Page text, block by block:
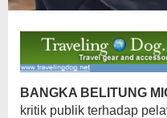
BANGKA BELITUNG
kritik publik terhadap